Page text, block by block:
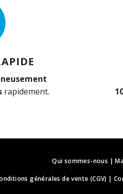
rapidement.
Qui sommes-nous |
générales de vente (CGV) |